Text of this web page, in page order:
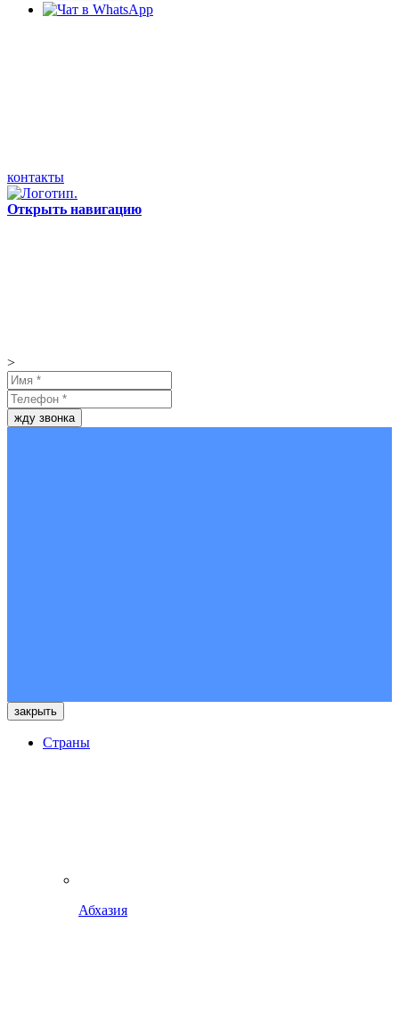
контакты
Открыть навигацию
>
жду звонка
закрыть
Страны
Абхазия